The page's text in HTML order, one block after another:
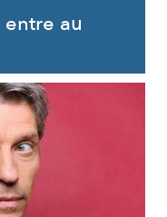
au